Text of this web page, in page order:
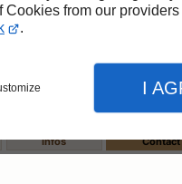
Cookies from our providers
.
I
Infos Contact